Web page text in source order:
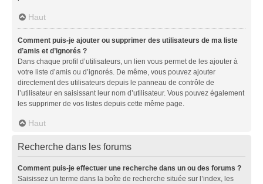
Haut
Comment puis-je ajouter ou supprimer des utilisateurs de ma liste
d’amis et d’ignorés ?
Dans chaque profil d’utilisateurs, un lien vous permet de les ajouter à
votre liste d’amis ou d’ignorés. De même, vous pouvez ajouter
directement des utilisateurs depuis le panneau de contrôle de
l’utilisateur en saisissant leur nom d’utilisateur. Vous pouvez également
les supprimer de vos listes depuis cette même page.
Haut
Recherche dans les forums
Comment puis-je effectuer une recherche dans un ou des forums ?
Saisissez un terme dans la boîte de recherche située sur l’index, les